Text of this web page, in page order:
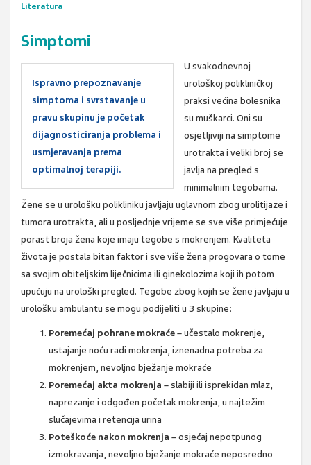
Literatura
Simptomi
Ispravno prepoznavanje
simptoma i svrstavanje u
pravu skupinu je početak
dijagnosticiranja problema i
usmjeravanja prema
optimalnoj terapiji.
U svakodnevnoj
urološkoj polikliničkoj
praksi većina bolesnika
su muškarci. Oni su
osjetljiviji na simptome
urotrakta i veliki broj se
javlja na pregled s
minimalnim tegobama.
Žene se u urološku polikliniku javljaju uglavnom zbog urolitijaze i
tumora urotrakta, ali u posljednje vrijeme se sve više primjećuje
porast broja žena koje imaju tegobe s mokrenjem. Kvaliteta
života je postala bitan faktor i sve više žena progovara o tome
sa svojim obiteljskim liječnicima ili ginekolozima koji ih potom
upućuju na urološki pregled. Tegobe zbog kojih se žene javljaju u
urološku ambulantu se mogu podijeliti u 3 skupine:
Poremećaj pohrane mokraće– učestalo mokrenje,
ustajanje noću radi mokrenja, iznenadna potreba za
mokrenjem, nevoljno bježanje mokraće
Poremećaj akta mokrenja – slabiji ili isprekidan mlaz,
naprezanje i odgođen početak mokrenja, u najtežim
slučajevima i retencija urina
Poteškoće nakon mokrenja – osjećaj nepotpunog
izmokravanja, nevoljno bježanje mokraće neposredno